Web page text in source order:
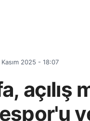
2025 - 18:07
açılış